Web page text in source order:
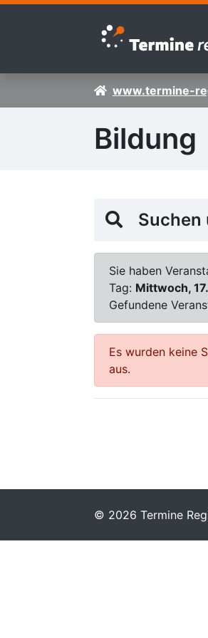
Zur Navigation springen
Zum Inhalt springen
www.termine-
Bildung
Suchen
Sie haben
Tag: Mittwoch,
Gefundene
Es wurden keine
aus.
© 2026 Termine